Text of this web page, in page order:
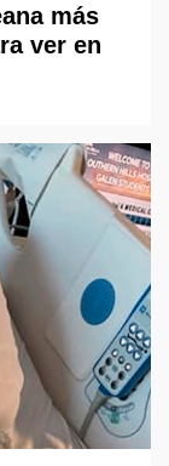
más
ver en